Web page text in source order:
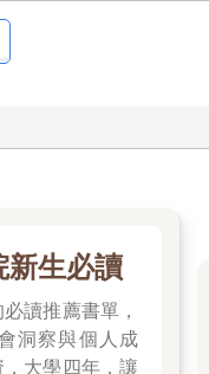
，包括最後一幕定格
恩大家！
說的話除了謝謝，還
們都是我們生命中的貴
們更有智慧的修正方
會有相等回饋的浩瀚
新生必讀
讀推薦書單，
洞察與個人成
大學四年，讓